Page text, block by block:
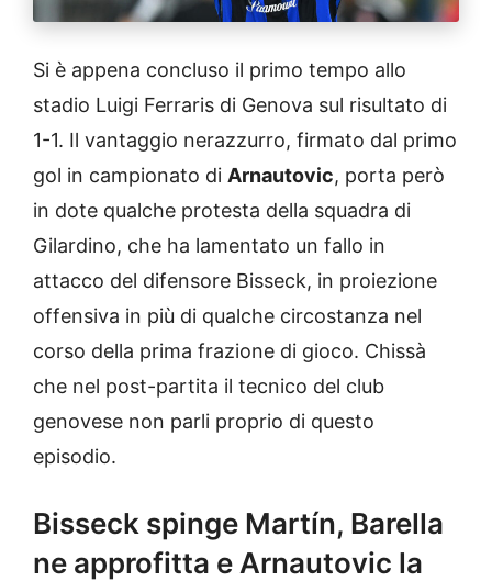
Si è appena concluso il primo tempo allo
stadio Luigi Ferraris di Genova sul risultato di
1-1. Il vantaggio nerazzurro, firmato dal primo
gol in campionato di Arnautovic, porta però
in dote qualche protesta della squadra di
Gilardino, che ha lamentato un fallo in
attacco del difensore Bisseck, in proiezione
offensiva in più di qualche circostanza nel
corso della prima frazione di gioco. Chissà
che nel post-partita il tecnico del club
genovese non parli proprio di questo
episodio.
Bisseck spinge Martín, Barella
ne approfitta e Arnautovic la